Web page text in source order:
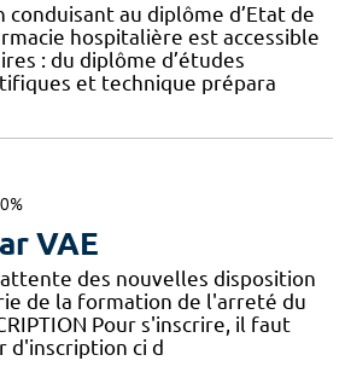
conduisant au diplôme d’Etat de
hospitalière est accessible
: du diplôme d’études
et technique prépara
VAE
des nouvelles disposition
de la formation de l'arreté du
Pour s'inscrire, il faut
d'inscription ci d